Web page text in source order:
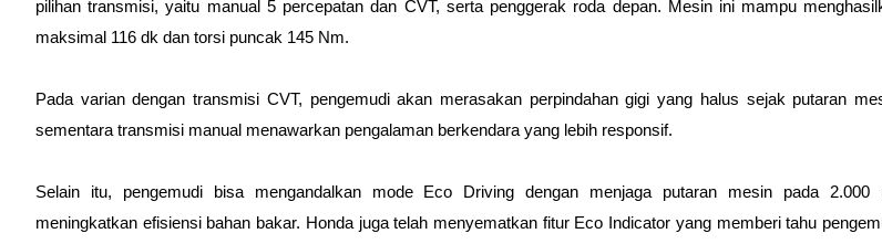
pilihan transmisi, yaitu manual 5 percepatan dan CVT, serta penggerak roda depan. Mesin ini mampu
maksimal 116 dk dan torsi puncak 145 Nm.
Pada varian dengan transmisi CVT, pengemudi akan merasakan perpindahan gigi yang halus sejak putaran
sementara transmisi manual menawarkan pengalaman berkendara yang lebih responsif.
Selain itu, pengemudi bisa mengandalkan mode Eco Driving dengan menjaga putaran mesin pada 2.000
meningkatkan efisiensi bahan bakar. Honda juga telah menyematkan fitur Eco Indicator yang memberi tahu